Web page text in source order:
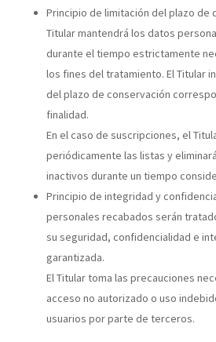
Principio de limitación del plazo de
Titular mantendrá los datos
durante el tiempo estrictamente
los fines del tratamiento. El Titular
del plazo de conservación
finalidad.
En el caso de suscripciones, el
periódicamente las listas y
inactivos durante un tiempo
Principio de integridad y
personales recabados serán
su seguridad, confidencialidad e
garantizada.
El Titular toma las precauciones
acceso no autorizado o uso
usuarios por parte de terceros.